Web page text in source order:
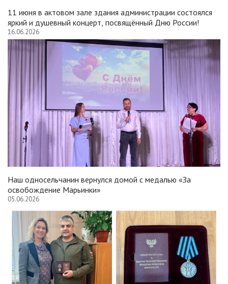
11 июня в актовом зале здания администрации состоялся
яркий и душевный концерт, посвящённый Дню России!
16.06.2026
Наш односельчанин вернулся домой с медалью «За
освобождение Марьинки»
05.06.2026